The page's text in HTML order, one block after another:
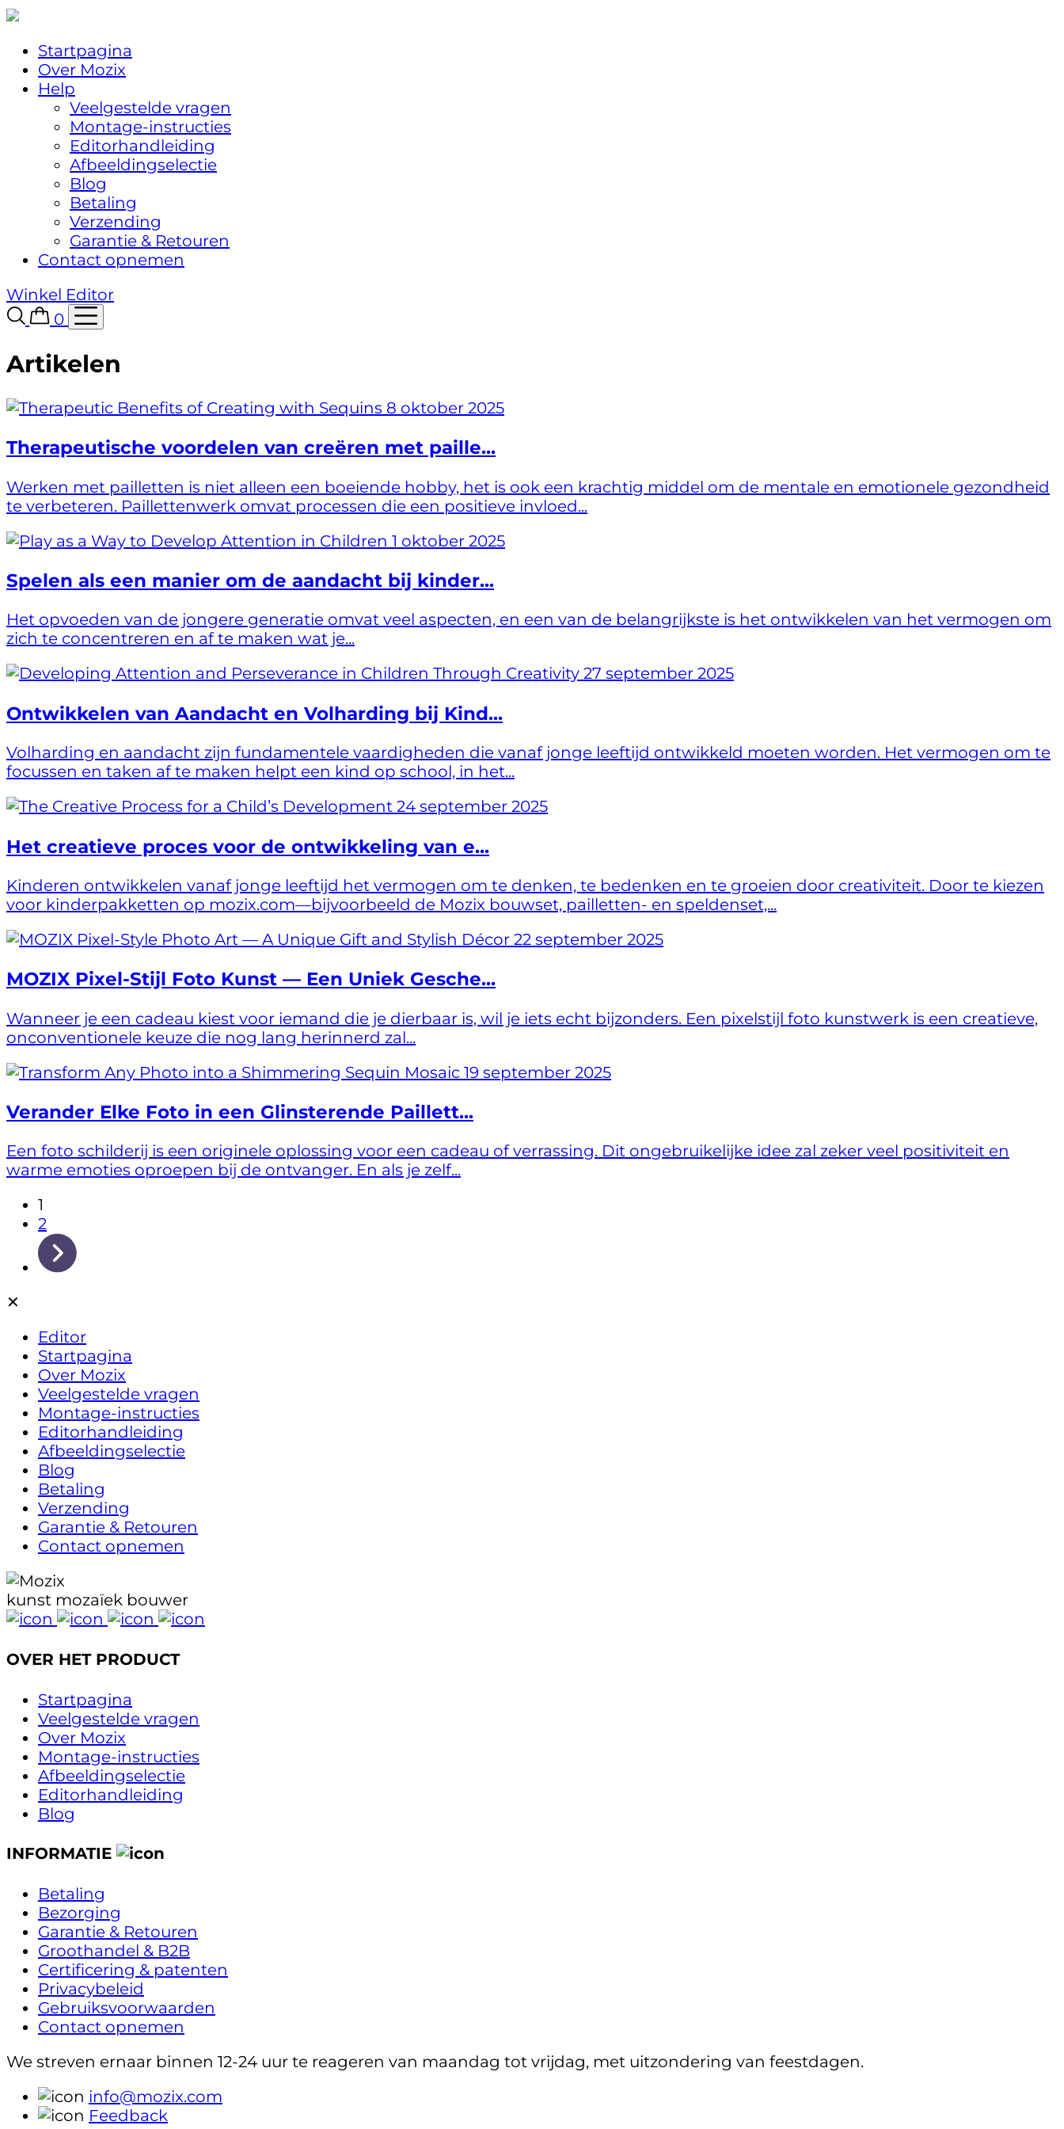
Startpagina
Over Mozix
Help
Veelgestelde vragen
Montage-instructies
Editorhandleiding
Afbeeldingselectie
Blog
Betaling
Verzending
Garantie & Retouren
Contact opnemen
Winkel Editor
0
Artikelen
8 oktober 2025
Therapeutische voordelen van creëren met paille...
Werken met pailletten is niet alleen een boeiende hobby, het is ook een krachtig middel om de mentale en emotionele gezondheid
te verbeteren. Paillettenwerk omvat processen die een positieve invloed...
1 oktober 2025
Spelen als een manier om de aandacht bij kinder...
Het opvoeden van de jongere generatie omvat veel aspecten, en een van de belangrijkste is het ontwikkelen van het vermogen om
zich te concentreren en af te maken wat je...
27 september 2025
Ontwikkelen van Aandacht en Volharding bij Kind...
Volharding en aandacht zijn fundamentele vaardigheden die vanaf jonge leeftijd ontwikkeld moeten worden. Het vermogen om te
focussen en taken af te maken helpt een kind op school, in het...
24 september 2025
Het creatieve proces voor de ontwikkeling van e...
Kinderen ontwikkelen vanaf jonge leeftijd het vermogen om te denken, te bedenken en te groeien door creativiteit. Door te kiezen
voor kinderpakketten op mozix.com—bijvoorbeeld de Mozix bouwset, pailletten- en speldenset,...
22 september 2025
MOZIX Pixel-Stijl Foto Kunst — Een Uniek Gesche...
Wanneer je een cadeau kiest voor iemand die je dierbaar is, wil je iets echt bijzonders. Een pixelstijl foto kunstwerk is een creatieve,
onconventionele keuze die nog lang herinnerd zal...
19 september 2025
Verander Elke Foto in een Glinsterende Paillett...
Een foto schilderij is een originele oplossing voor een cadeau of verrassing. Dit ongebruikelijke idee zal zeker veel positiviteit en
warme emoties oproepen bij de ontvanger. En als je zelf...
1
2
✕
Editor
Startpagina
Over Mozix
Veelgestelde vragen
Montage-instructies
Editorhandleiding
Afbeeldingselectie
Blog
Betaling
Verzending
Garantie & Retouren
Contact opnemen
kunst mozaïek bouwer
OVER HET PRODUCT
Startpagina
Veelgestelde vragen
Over Mozix
Montage-instructies
Afbeeldingselectie
Editorhandleiding
Blog
INFORMATIE
Betaling
Bezorging
Garantie & Retouren
Groothandel & B2B
Certificering & patenten
Privacybeleid
Gebruiksvoorwaarden
Contact opnemen
We streven ernaar binnen 12-24 uur te reageren van maandag tot vrijdag, met uitzondering van feestdagen.
info@mozix.com
Feedback